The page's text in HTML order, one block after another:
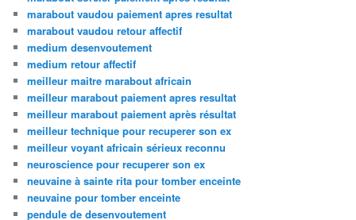
marabout vaudou paiement apres resultat
marabout vaudou retour affectif
medium desenvoutement
medium retour affectif
meilleur maitre marabout africain
meilleur marabout paiement apres resultat
meilleur marabout paiement après résultat
meilleur technique pour recuperer son ex
meilleur voyant africain sérieux reconnu
neuroscience pour recuperer son ex
neuvaine à sainte rita pour tomber enceinte
neuvaine pour tomber enceinte
pendule de desenvoutement